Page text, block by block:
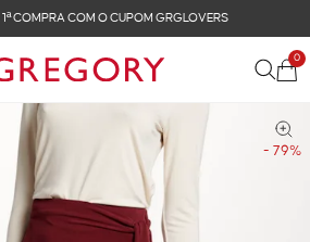
COM O CUPOM GRGLOVERS
0
- 79%